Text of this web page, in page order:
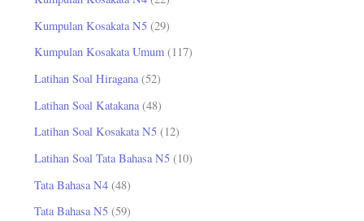
Kumpulan Kosakata N5 (29)
Kumpulan Kosakata Umum (117)
Latihan Soal Hiragana(52)
Latihan Soal Katakana (48)
Latihan Soal Kosakata N5 (12)
Latihan Soal Tata Bahasa N5 (10)
Tata Bahasa N4 (48)
Tata Bahasa N5 (59)